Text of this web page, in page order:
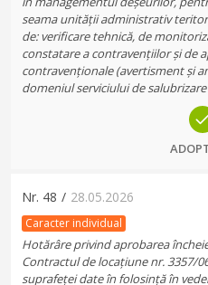
seama unității administrativ
de: verificare tehnică, de
constatare a contravențiilor și de
contravenționale (avertisment și
domeniul serviciului de salubrizare
Nr. 48 / 28.05.2026
Caracter individual
Hotărâre privind aprobarea
Contractul de locațiune nr. 3357/
suprafeței date în folosință în